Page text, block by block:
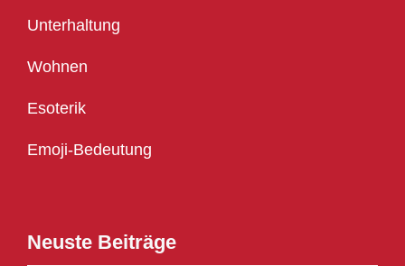
Unterhaltung
Wohnen
Esoterik
Emoji-Bedeutung
Neuste Beiträge